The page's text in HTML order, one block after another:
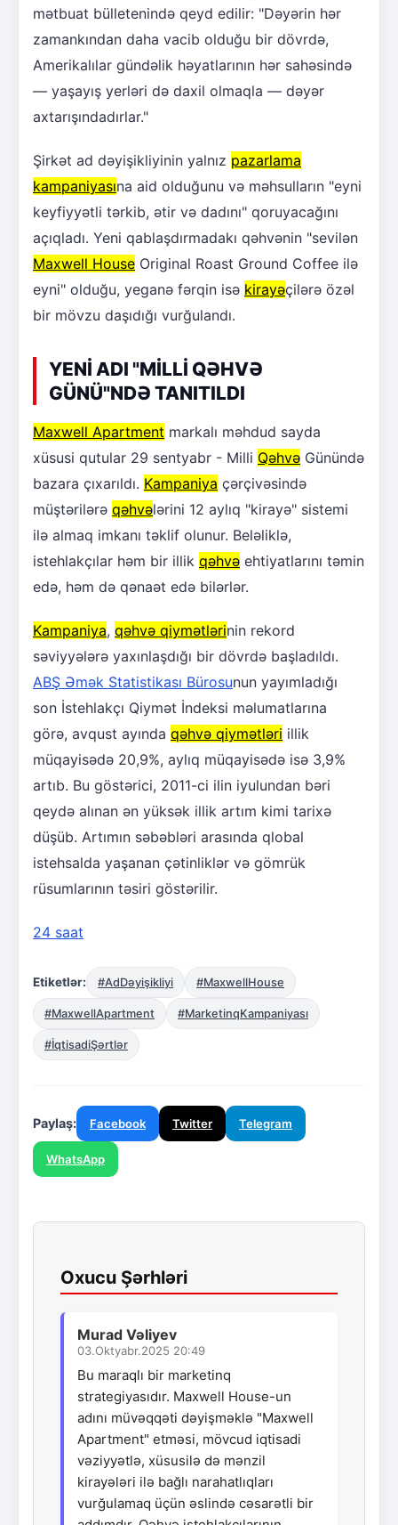
mətbuat bülletenində qeyd edilir: "Dəyərin hər
zamankından daha vacib olduğu bir dövrdə,
Amerikalılar gündəlik həyatlarının hər sahəsində
— yaşayış yerləri də daxil olmaqla — dəyər
axtarışındadırlar."
Şirkət ad dəyişikliyinin yalnız pazarlama
kampaniyasına aid olduğunu və məhsulların "eyni
keyfiyyətli tərkib, ətir və dadını" qoruyacağını
açıqladı. Yeni qablaşdırmadakı qəhvənin "sevilən
Maxwell House Original Roast Ground Coffee ilə
eyni" olduğu, yeganə fərqin isə kirayəçilərə özəl
bir mövzu daşıdığı vurğulandı.
YENİ ADI "MİLLİ QƏHVƏ
GÜNÜ"NDƏ TANITILDI
Maxwell Apartment markalı məhdud sayda
xüsusi qutular 29 sentyabr - Milli Qəhvə Günündə
bazara çıxarıldı. Kampaniya çərçivəsində
müştərilərə qəhvələrini 12 aylıq "kirayə" sistemi
ilə almaq imkanı təklif olunur. Beləliklə,
istehlakçılar həm bir illik qəhvə ehtiyatlarını təmin
edə, həm də qənaət edə bilərlər.
Kampaniya, qəhvə qiymətlərinin rekord
səviyyələrə yaxınlaşdığı bir dövrdə başladıldı.
ABŞ Əmək Statistikası Bürosunun yayımladığı
son İstehlakçı Qiymət İndeksi məlumatlarına
görə, avqust ayında qəhvə qiymətləri illik
müqayisədə 20,9%, aylıq müqayisədə isə 3,9%
artıb. Bu göstərici, 2011-ci ilin iyulundan bəri
qeydə alınan ən yüksək illik artım kimi tarixə
düşüb. Artımın səbəbləri arasında qlobal
istehsalda yaşanan çətinliklər və gömrük
rüsumlarının təsiri göstərilir.
24 saat
Etiketlər: #AdDəyişikliyi #MaxwellHouse
#MaxwellApartment #MarketinqKampaniyası
#İqtisadiŞərtlər
Paylaş: Facebook Twitter Telegram
WhatsApp
Oxucu Şərhləri
Murad Vəliyev
03.Oktyabr.2025 20:49
Bu maraqlı bir marketinq
strategiyasıdır. Maxwell House-un
adını müvəqqəti dəyişməklə "Maxwell
Apartment" etməsi, mövcud iqtisadi
vəziyyətlə, xüsusilə də mənzil
kirayələri ilə bağlı narahatlıqları
vurğulamaq üçün əslində cəsarətli bir